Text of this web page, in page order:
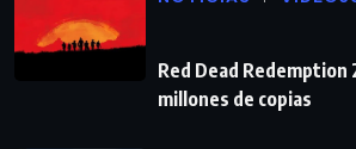
Red Dead Redemption
millones de copias